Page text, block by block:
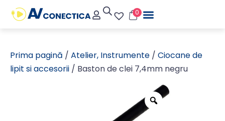
0
Prima pagină / Atelier, Instrumente / Ciocane de
lipit si accesorii / Baston de clei 7,4mm negru